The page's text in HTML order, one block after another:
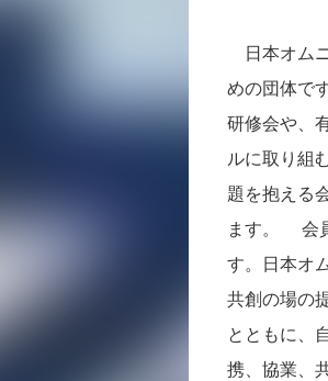
日本オム
めの団体で
研修会や、
ルに取り組
題を抱える
ます。 会
す。日本オ
共創の場の
とともに、
携、協業、